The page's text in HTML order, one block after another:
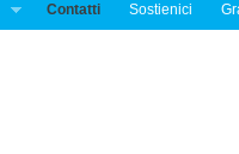
Contatti Sostienici